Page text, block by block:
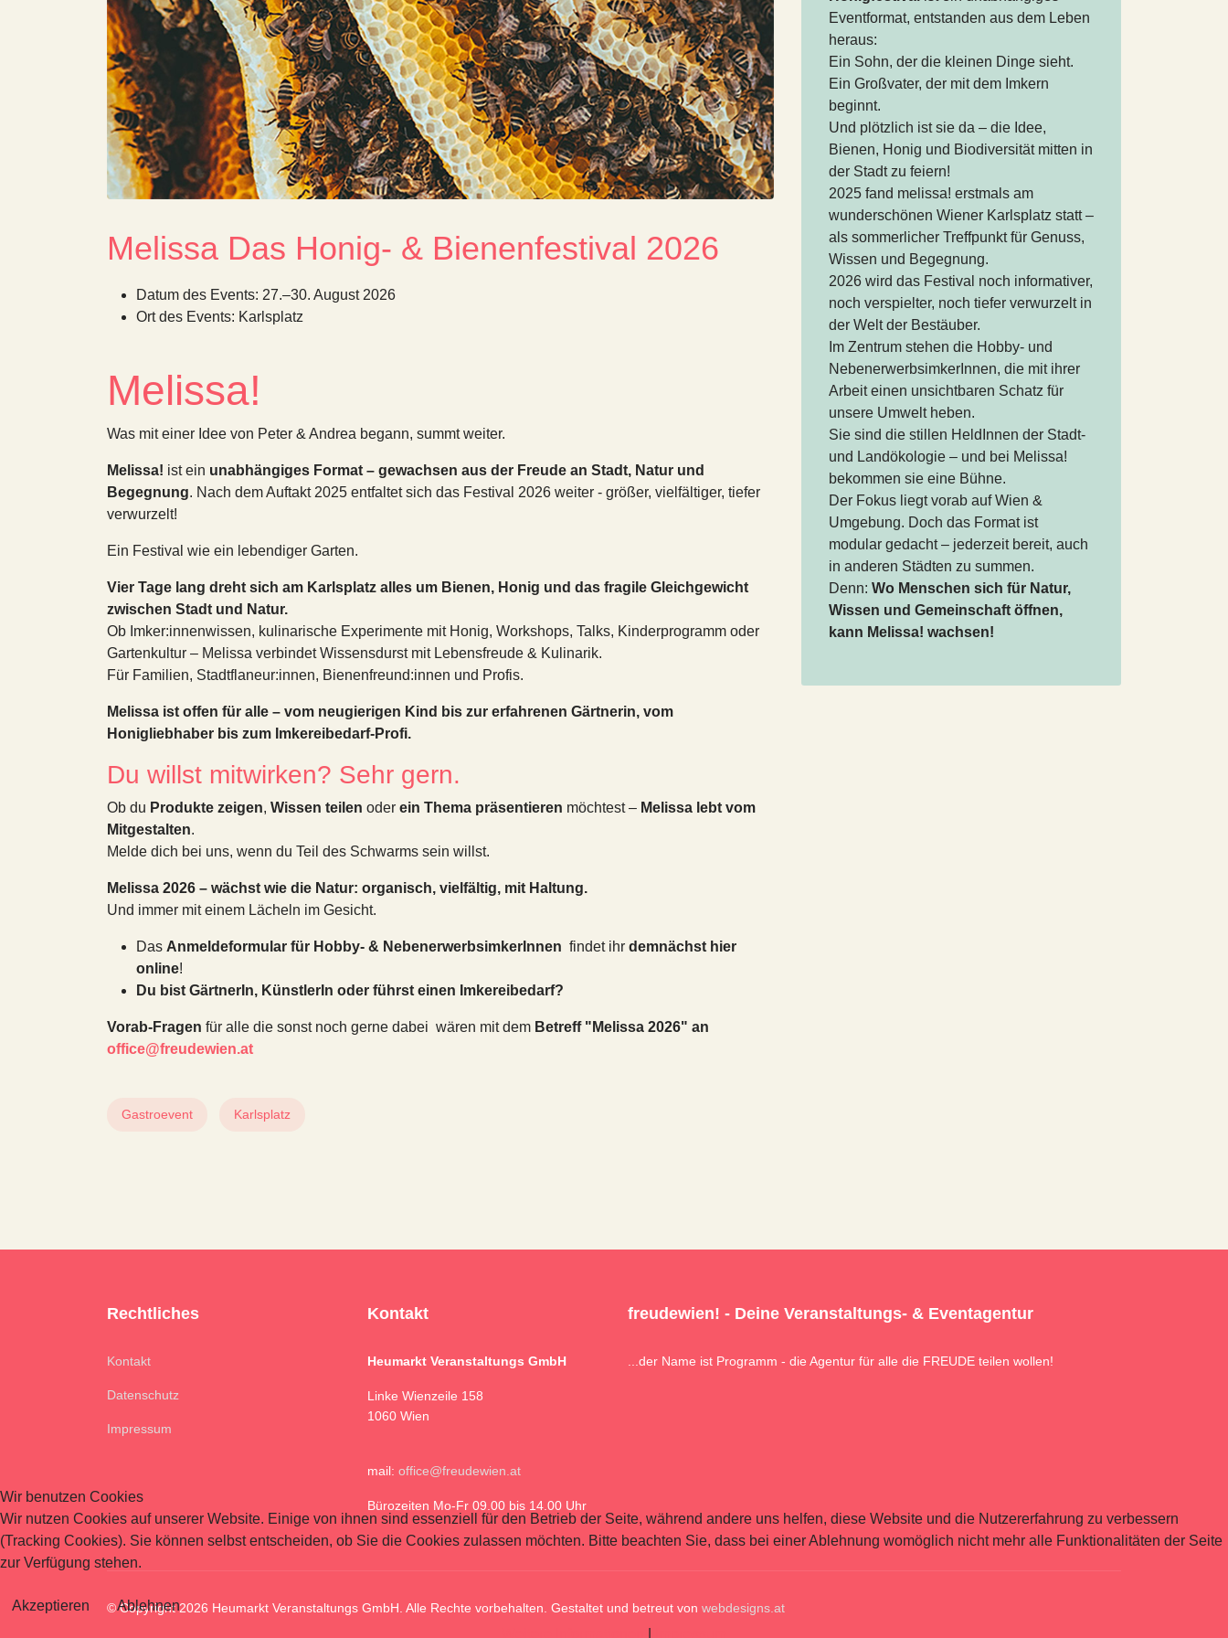
Melissa Das Honig- & Bienenfestival 2026
Datum des Events: 27.–30. August 2026
Ort des Events: Karlsplatz
Melissa!
Was mit einer Idee von Peter & Andrea begann, summt weiter.
Melissa! ist ein unabhängiges Format – gewachsen aus der Freude an Stadt, Natur und
Begegnung. Nach dem Auftakt 2025 entfaltet sich das Festival 2026 weiter - größer, vielfältiger, tiefer
verwurzelt!
Ein Festival wie ein lebendiger Garten.
Vier Tage lang dreht sich am Karlsplatz alles um Bienen, Honig und das fragile Gleichgewicht
zwischen Stadt und Natur.
Ob Imker:innenwissen, kulinarische Experimente mit Honig, Workshops, Talks, Kinderprogramm oder
Gartenkultur – Melissa verbindet Wissensdurst mit Lebensfreude & Kulinarik.
Für Familien, Stadtflaneur:innen, Bienenfreund:innen und Profis.
Melissa ist offen für alle – vom neugierigen Kind bis zur erfahrenen Gärtnerin, vom
Honigliebhaber bis zum Imkereibedarf-Profi.
Du willst mitwirken? Sehr gern.
Ob du Produkte zeigen, Wissen teilen oder ein Thema präsentieren möchtest – Melissa lebt vom
Mitgestalten.
Melde dich bei uns, wenn du Teil des Schwarms sein willst.
Melissa 2026 – wächst wie die Natur: organisch, vielfältig, mit Haltung.
Und immer mit einem Lächeln im Gesicht.
Das Anmeldeformular für Hobby- & NebenerwerbsimkerInnen findet ihr demnächst hier
online!
Du bist GärtnerIn, KünstlerIn oder führst einen Imkereibedarf?
Vorab-Fragen für alle die sonst noch gerne dabei wären mit dem Betreff "Melissa 2026" an
office@freudewien.at
Gastroevent Karlsplatz
Eventformat, entstanden aus dem Leben
heraus:
Ein Sohn, der die kleinen Dinge sieht.
Ein Großvater, der mit dem Imkern
beginnt.
Und plötzlich ist sie da – die Idee,
Bienen, Honig und Biodiversität mitten in
der Stadt zu feiern!
2025 fand melissa! erstmals am
wunderschönen Wiener Karlsplatz statt –
als sommerlicher Treffpunkt für Genuss,
Wissen und Begegnung.
2026 wird das Festival noch informativer,
noch verspielter, noch tiefer verwurzelt in
der Welt der Bestäuber.
Im Zentrum stehen die Hobby- und
NebenerwerbsimkerInnen, die mit ihrer
Arbeit einen unsichtbaren Schatz für
unsere Umwelt heben.
Sie sind die stillen HeldInnen der Stadt-
und Landökologie – und bei Melissa!
bekommen sie eine Bühne.
Der Fokus liegt vorab auf Wien &
Umgebung. Doch das Format ist
modular gedacht – jederzeit bereit, auch
in anderen Städten zu summen.
Denn: Wo Menschen sich für Natur,
Wissen und Gemeinschaft öffnen,
kann Melissa! wachsen!
Rechtliches
Kontakt
Datenschutz
Impressum
Kontakt
Heumarkt Veranstaltungs GmbH
Linke Wienzeile 158
1060 Wien
mail: office@freudewien.at
Bürozeiten Mo-Fr 09.00 bis 14.00 Uhr
freudewien! - Deine Veranstaltungs- & Eventagentur
...der Name ist Programm - die Agentur für alle die FREUDE teilen wollen!
© Copyright 2026 Heumarkt Veranstaltungs GmbH. Alle Rechte vorbehalten. Gestaltet und betreut von webdesigns.at
Wir benutzen Cookies
Wir nutzen Cookies auf unserer Website. Einige von ihnen sind essenziell für den Betrieb der Seite, während andere uns helfen, diese Website und die Nutzererfahrung zu verbessern
(Tracking Cookies). Sie können selbst entscheiden, ob Sie die Cookies zulassen möchten. Bitte beachten Sie, dass bei einer Ablehnung womöglich nicht mehr alle Funktionalitäten der Seite
zur Verfügung stehen.
Akzeptieren
Ablehnen